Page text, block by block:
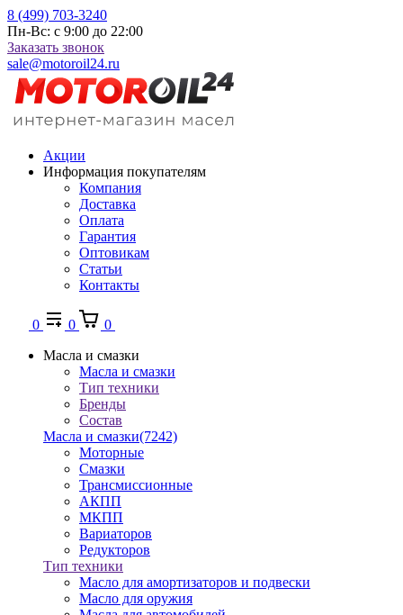
8 (499) 703-3240
Пн-Вс: с 9:00 до 22:00
Заказать звонок
sale@motoroil24.ru
Акции
Информация покупателям
Компания
Доставка
Оплата
Гарантия
Оптовикам
Статьи
Контакты
0 0
0
Масла и смазки
Масла и смазки
Тип техники
Бренды
Состав
Масла и смазки(7242)
Моторные
Смазки
Трансмиссионные
АКПП
МКПП
Вариаторов
Редукторов
Тип техники
Масло для амортизаторов и подвески
Масло для оружия